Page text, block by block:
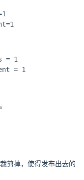
= 1
剪掉，使得发布出去的